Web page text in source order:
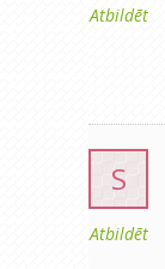
Atbildēt
S
Atbildēt